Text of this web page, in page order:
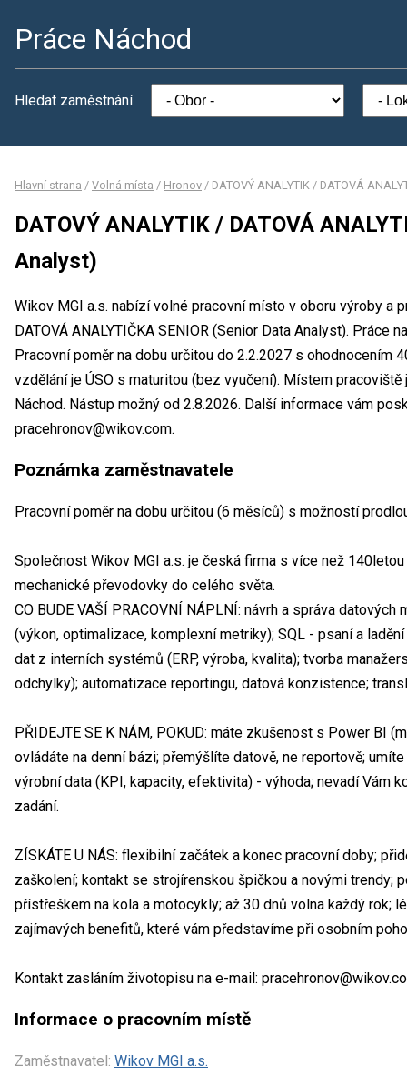
Práce Náchod
Hledat zaměstnání
Hlavní strana / Volná místa / Hronov / DATOVÝ ANALYTIK / DATOVÁ
DATOVÝ ANALYTIK / DATOVÁ
Analyst)
Wikov MGI a.s. nabízí volné pracovní místo v oboru výroby a
DATOVÁ ANALYTIČKA SENIOR (Senior Data Analyst). Práce
Pracovní poměr na dobu určitou do 2.2.2027 s ohodnocením
vzdělání je ÚSO s maturitou (bez vyučení). Místem
Náchod. Nástup možný od 2.8.2026. Další informace vám
pracehronov@wikov.com.
Poznámka zaměstnavatele
Pracovní poměr na dobu určitou (6 měsíců) s možností
Společnost Wikov MGI a.s. je česká firma s více než
mechanické převodovky do celého světa.
CO BUDE VAŠÍ PRACOVNÍ NÁPLNÍ: návrh a správa
(výkon, optimalizace, komplexní metriky); SQL - psaní a
dat z interních systémů (ERP, výroba, kvalita); tvorba
odchylky); automatizace reportingu, datová konzistence;
PŘIDEJTE SE K NÁM, POKUD: máte zkušenost s Power BI
ovládáte na denní bázi; přemýšlíte datově, ne reportově;
výrobní data (KPI, kapacity, efektivita) - výhoda; nevadí Vám
zadání.
ZÍSKÁTE U NÁS: flexibilní začátek a konec pracovní doby;
zaškolení; kontakt se strojírenskou špičkou a novými trendy;
přístřeškem na kola a motocykly; až 30 dnů volna každý rok;
zajímavých benefitů, které vám představíme při osobním
Kontakt zasláním životopisu na e-mail:
Informace o pracovním místě
Zaměstnavatel: Wikov MGI a.s.